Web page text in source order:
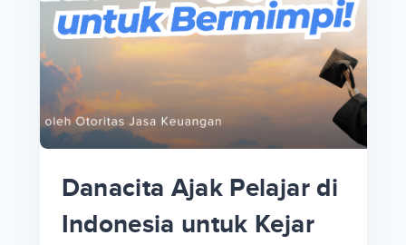
Danacita Ajak Pelajar di
Indonesia untuk Kejar